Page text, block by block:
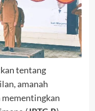
tentang
amanah
mementingkan